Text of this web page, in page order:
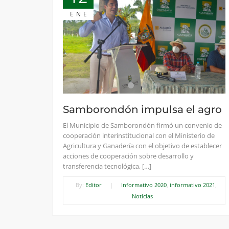
ENE
Samborondón impulsa el agro
El Municipio de Samborondón firmó un convenio de
cooperación interinstitucional con el Ministerio de
Agricultura y Ganadería con el objetivo de establecer
acciones de cooperación sobre desarrollo y
transferencia tecnológica, […]
By: Editor Informativo 2020 informativo 2021
Noticias